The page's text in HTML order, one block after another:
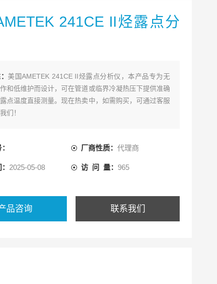
241CE II烃露点分
美国AMETEK 241CE II烃露点分析仪，本产品专为无
和低维护而设计，可在管道或临界冷凝热压下提供准确
点温度直接测量。现在热卖中，如需购买，可通过客服
们！
厂商性质：代理商
2025-05-08 访 问 量：965
品咨询 联系我们